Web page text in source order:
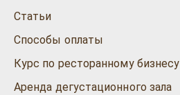
Статьи
Способы оплаты
Курс по ресторанному бизнесу
Аренда дегустационного зала